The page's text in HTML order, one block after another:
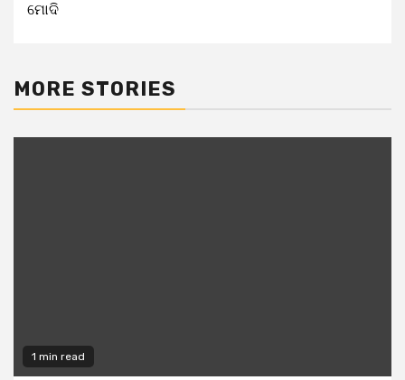
ମୋଦି
MORE STORIES
1 min read